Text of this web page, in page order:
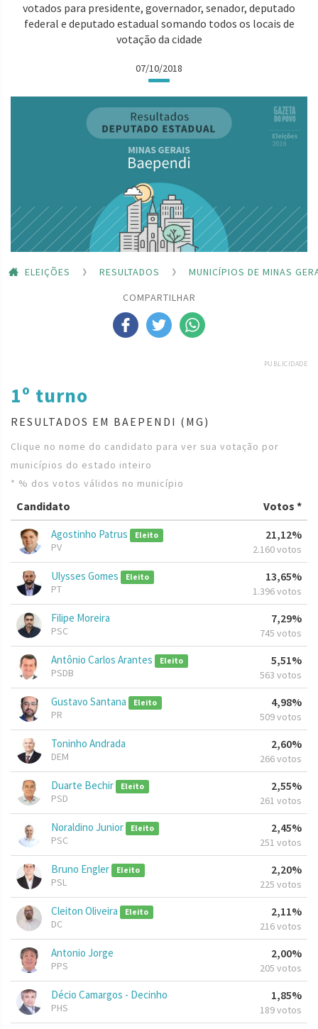
votados para presidente, governador, senador, deputado
federal e deputado estadual somando todos os locais de
votação da cidade
07/10/2018
ELEIÇÕES RESULTADOS
MUNICÍPIOS DE MINAS
COMPARTILHAR
PUBLICIDADE
1º turno
RESULTADOS EM BAEPENDI (MG)
Clique no nome do candidato para ver sua votação por
municípios do estado inteiro
* % dos votos válidos no município
Candidato Votos *
Agostinho Patrus Eleito
PV
21,12%
2.160 votos
Ulysses Gomes Eleito
PT
13,65%
1.396 votos
Filipe Moreira
PSC
7,29%
745 votos
Antônio Carlos Arantes Eleito
PSDB
5,51%
563 votos
Gustavo Santana Eleito
PR
4,98%
509 votos
Toninho Andrada
DEM
2,60%
266 votos
Duarte Bechir Eleito
PSD
2,55%
261 votos
Noraldino Junior Eleito
PSC
2,45%
251 votos
Bruno Engler Eleito
PSL
2,20%
225 votos
Cleiton Oliveira Eleito
DC
2,11%
216 votos
Antonio Jorge
PPS
2,00%
205 votos
Décio Camargos - Decinho
PHS
1,85%
189 votos